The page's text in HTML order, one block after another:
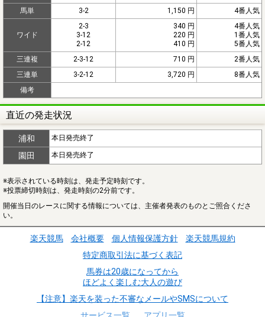
馬単
3-2 1,150 円 4番人気
ワイド
2-3
3-12
2-12
340 円
220 円
410 円
4番人気
1番人気
5番人気
三連複
2-3-12 710 円
2番人気
三連単
3-2-12 3,720 円
8番人気
備考
直近の発走状況
浦和 本日発売終了
園田 本日発売終了
※表示されている時刻は、発走予定時刻です。
※投票締切時刻は、発走時刻の2分前です。
開催当日のレースに関する情報については、主催者発表のものとご照合くださ
い。
楽天競馬 会社概要 個人情報保護方針
楽天競馬規約
特定商取引法に基づく表記
馬券は20歳になってから
ほどよく楽しむ大人の遊び
【注意】楽天を装った不審なメールやSMSについて
サービス一覧
アプリ一覧